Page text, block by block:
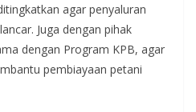
agar penyaluran
Juga dengan pihak
dengan Program KPB, agar
pembiayaan petani